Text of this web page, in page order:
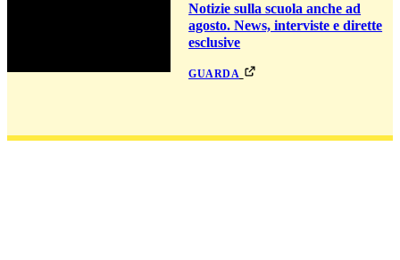
Notizie sulla scuola anche ad
agosto. News, interviste e dirette
esclusive
guarda